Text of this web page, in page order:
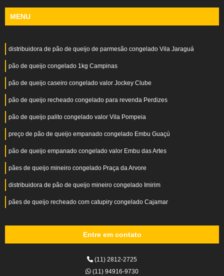
MENU
distribuidora de pão de queijo de parmesão congelado Vila Jaraguá
pão de queijo congelado 1kg Campinas
pão de queijo caseiro congelado valor Jockey Clube
pão de queijo recheado congelado para revenda Perdizes
pão de queijo palito congelado valor Vila Pompeia
preço de pão de queijo empanado congelado Embu Guaçú
pão de queijo empanado congelado valor Embu das Artes
pães de queijo mineiro congelado Praça da Arvore
distribuidora de pão de queijo mineiro congelado Imirim
pães de queijo recheado com catupiry congelado Cajamar
Entre em contato
(11) 2812-2725
(11) 94916-9730